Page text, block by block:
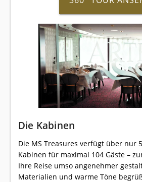
Die Kabinen
Die MS Treasures verfügt über nur
Kabinen für maximal 104 Gäste –
Ihre Reise umso angenehmer
Materialien und warme Töne